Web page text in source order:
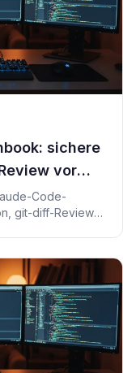
sichere
vor
Code-
git-diff-Review